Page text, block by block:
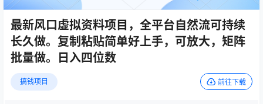
最新风口虚拟资料项目，全平台自然流可持续
长久做。复制粘贴简单好上手，可放大，矩阵
批量做。日入四位数
搞钱项目 前往下载